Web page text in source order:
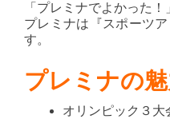
「プレミナでよかった
プレミナは『スポーツ
す。
プレミナの
オリンピック３大